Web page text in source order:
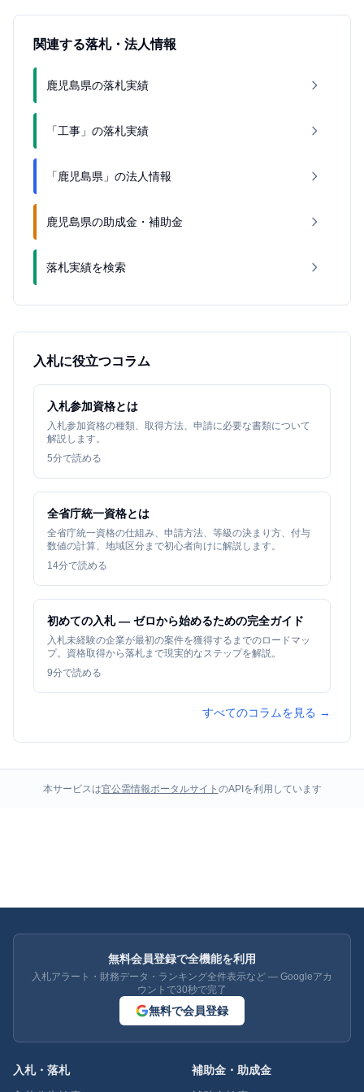
関連する落札・法人情報
鹿児島県の落札実績
「工事」の落札実績
「鹿児島県」の法人情報
鹿児島県の助成金・補助金
落札実績を検索
入札に役立つコラム
入札参加資格とは
入札参加資格の種類、取得方法、申請に必要な書類について
解説します。
5分で読める
全省庁統一資格とは
全省庁統一資格の仕組み、申請方法、等級の決まり方、付与
数値の計算、地域区分まで初心者向けに解説します。
14分で読める
初めての入札 — ゼロから始めるための完全ガイド
入札未経験の企業が最初の案件を獲得するまでのロードマッ
プ。資格取得から落札まで現実的なステップを解説。
9分で読める
すべてのコラムを見る →
本サービスは官公需情報ポータルサイト のAPIを利用しています
無料会員登録で全機能を利用
入札アラート・財務データ・ランキング全件表示など — Googleアカ
ウントで30秒で完了
無料で会員登録
入札・落札
補助金・助成金